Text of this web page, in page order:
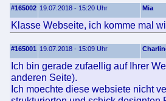
#165002 19.07.2018 - 15:20 Uhr Mia
Klasse Webseite, ich komme mal
#165001 19.07.2018 - 15:09 Uhr
Ich bin gerade zufaellig auf Ihrer
anderen Seite).
Ich moechte diese websiete nicht